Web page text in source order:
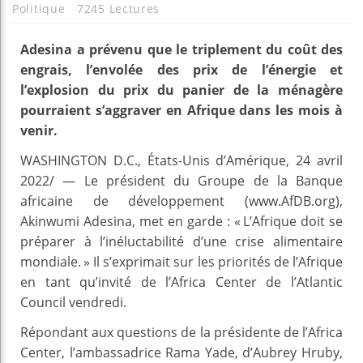
Politique
7245 Lectures
Adesina a prévenu que le triplement du coût des
engrais, l’envolée des prix de l’énergie et
l’explosion du prix du panier de la ménagère
pourraient s’aggraver en Afrique dans les mois à
venir.
WASHINGTON D.C., États-Unis d’Amérique, 24 avril
2022/ — Le président du Groupe de la Banque
africaine de développement (www.AfDB.org),
Akinwumi Adesina, met en garde : « L’Afrique doit se
préparer à l’inéluctabilité d’une crise alimentaire
mondiale. » Il s’exprimait sur les priorités de l’Afrique
en tant qu’invité de l’Africa Center de l’Atlantic
Council vendredi.
Répondant aux questions de la présidente de l’Africa
Center, l’ambassadrice Rama Yade, d’Aubrey Hruby,